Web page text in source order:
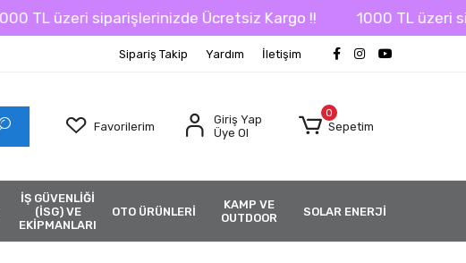
TL üzeri siparişlerinizde Ücretsiz Kargo !! 1000 TL üzeri
Sipariş Takip Yardım İletişim
Favorilerim
Giriş Yap
Üye Ol
0
Sepetim
İŞ GÜVENLİĞİ
(İSG) VE
EKİPMANLARI
OTO ÜRÜNLERİ
KAMP VE
OUTDOOR
SOLAR ENERJİ